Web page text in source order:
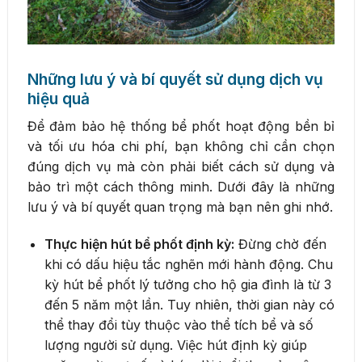
Những lưu ý và bí quyết sử dụng dịch vụ
hiệu quả
Để đảm bảo hệ thống bể phốt hoạt động bền bỉ
và tối ưu hóa chi phí, bạn không chỉ cần chọn
đúng dịch vụ mà còn phải biết cách sử dụng và
bảo trì một cách thông minh. Dưới đây là những
lưu ý và bí quyết quan trọng mà bạn nên ghi nhớ.
Thực hiện hút bể phốt định kỳ: Đừng chờ đến
khi có dấu hiệu tắc nghẽn mới hành động. Chu
kỳ hút bể phốt lý tưởng cho hộ gia đình là từ 3
đến 5 năm một lần. Tuy nhiên, thời gian này có
thể thay đổi tùy thuộc vào thể tích bể và số
lượng người sử dụng. Việc hút định kỳ giúp